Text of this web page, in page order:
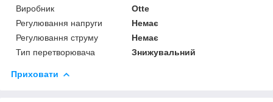
Виробник
Otte
Регулювання напруги
Немає
Регулювання струму
Немає
Тип перетворювача
Знижувальний
Приховати